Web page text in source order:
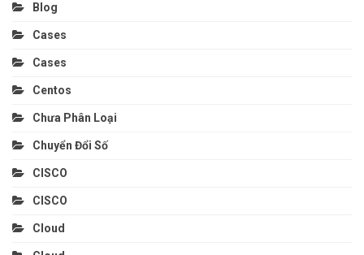
Blog
Cases
Cases
Centos
Chưa Phân Loại
Chuyển Đổi Số
CISCO
CISCO
Cloud